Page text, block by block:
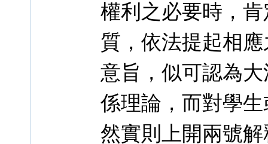
權利之必要時，
質，依法提起相
意旨，似可認為
係理論，而對學
然實則上開兩號